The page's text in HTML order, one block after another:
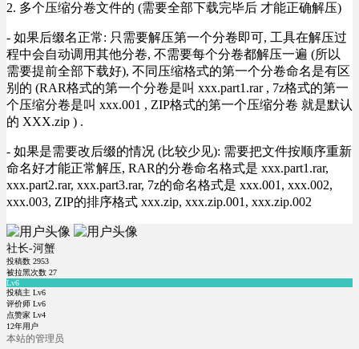
2. 多个压缩分卷文件的 (需要全部下载完毕后 才能正确解压)
- 如果后缀名正常: 只需要解压第一个分卷即可, 工具在解压过
程中会自动调用其他分卷, 不需要每个分卷都解压一遍 (所以
需要提前全部下载好), 不同压缩格式的第一个分卷命名是有区
别的 (RAR格式的第一个分卷是叫 xxx.part1.rar , 7z格式的第一
个压缩分卷是叫 xxx.001 , ZIP格式的第一个压缩分卷 就是默认
的 XXX.zip ) .
- 如果是需要改后缀的情况 (比较少见): 需要把文件按顺序重新
命名好才能正常解压, RAR的分卷命名格式是 xxx.part1.rar,
xxx.part2.rar, xxx.part3.rar, 7z的命名格式是 xxx.001, xxx.002,
xxx.003, ZIP的排序格式 xxx.zip, xxx.zip.001, xxx.zip.002
社长-河蟹
投稿数 2953
被拉黑次数 27
Lv6
投稿主 Lv6
评价师 Lv6
点赞家 Lv4
12年用户
本站的管理员